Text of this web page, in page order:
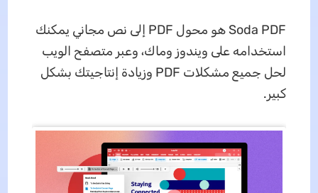
Soda PDF هو محول PDF إلى نص مجاني يمكنك
استخدامه على ويندوز وماك، وعبر متصفح الويب
لحل جميع مشكلات PDF وزيادة إنتاجيتك بشكل
كبير.